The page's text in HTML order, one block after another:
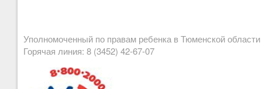
Уполномоченный по правам ребенка в Тюменской
Горячая линия: 8 (3452) 42-67-07